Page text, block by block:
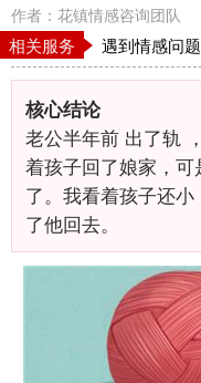
作者：花镇情感咨询团队
相关服务 遇到情感问
核心结论
老公半年前 出了轨
着孩子回了娘家，
了。我看着孩子还
了他回去。